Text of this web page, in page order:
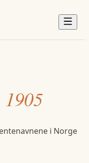
1905
i Norge